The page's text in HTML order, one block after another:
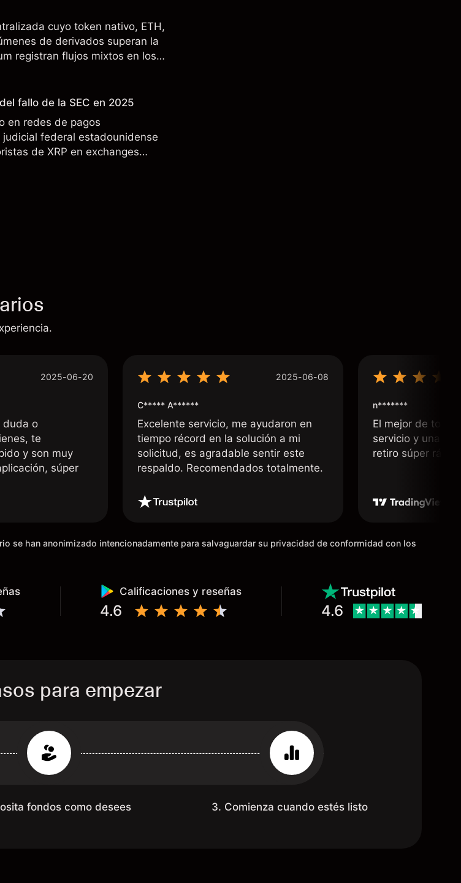
cuyo token nativo, ETH,
de derivados superan la
registran flujos mixtos en los
es un indicador fiable de
fallo de la SEC en 2025
en redes de pagos
federal estadounidense
de XRP en exchanges
de precio de terceros y análisis
2025-06-20
duda o
te
y son muy
súper
2025-06-08
C***** A******
Excelente servicio, me ayudaron en
tiempo récord en la solución a mi
solicitud, es agradable sentir este
respaldo. Recomendados totalmente.
n*******
El mejor de
servicio y una
retiro súper
se han anonimizado intencionadamente para salvaguardar su privacidad de conformidad con los
Calificaciones y reseñas
4.6 4.6
para empezar
fondos como desees 3. Comienza cuando estés listo